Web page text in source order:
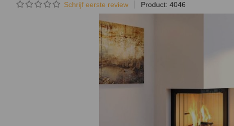
Schrijf eerste review Product: 4046